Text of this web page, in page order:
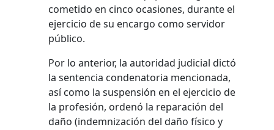
cometido en cinco ocasiones, durante el
ejercicio de su encargo como servidor
público.
Por lo anterior, la autoridad judicial dictó
la sentencia condenatoria mencionada,
así como la suspensión en el ejercicio de
la profesión, ordenó la reparación del
daño (indemnización del daño físico y